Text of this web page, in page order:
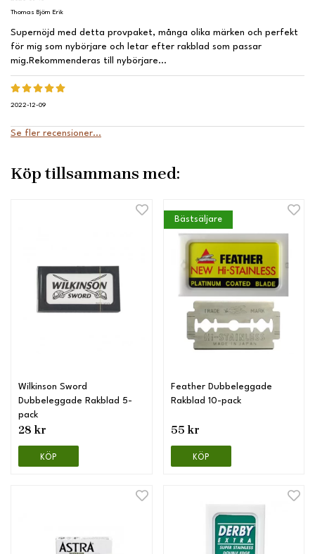
Thomas Björn Erik
Supernöjd med detta provpaket, många olika märken och perfekt
för mig som nybörjare och letar efter rakblad som passar
mig.Rekommenderas till nybörjare...
2022-12-09
Se fler recensioner...
Köp tillsammans med:
Wilkinson Sword
Dubbeleggade Rakblad 5-
pack
28 kr
KÖP
Bästsäljare
Feather Dubbeleggade
Rakblad 10-pack
55 kr
KÖP